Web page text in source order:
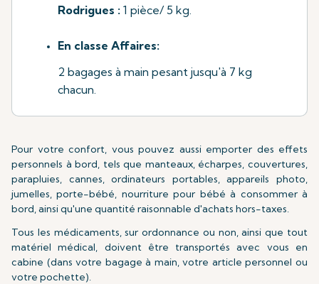
Rodrigues : 1 pièce/ 5 kg.
En classe Affaires:
2 bagages à main pesant jusqu'à 7 kg
chacun.
Pour votre confort, vous pouvez aussi emporter des effets
personnels à bord, tels que manteaux, écharpes, couvertures,
parapluies, cannes, ordinateurs portables, appareils photo,
jumelles, porte-bébé, nourriture pour bébé à consommer à
bord, ainsi qu'une quantité raisonnable d'achats hors-taxes.
Tous les médicaments, sur ordonnance ou non, ainsi que tout
matériel médical, doivent être transportés avec vous en
cabine (dans votre bagage à main, votre article personnel ou
votre pochette).